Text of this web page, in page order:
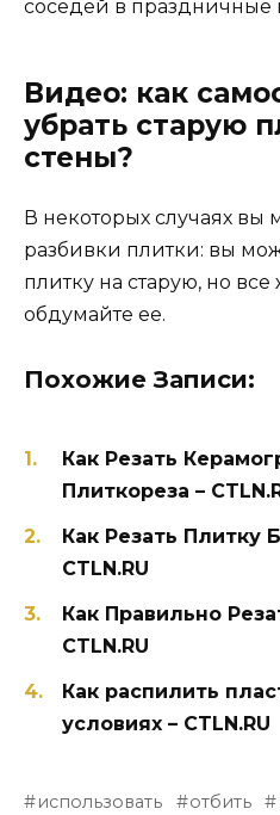
соседей в
Видео: как
убрать старую
стены?
В некоторых случаях вы
разбивки плитки: вы
плитку на старую, но
обдумайте ее.
Похожие Записи:
Как Резать
Плиткореза –
Как Резать Плитку
CTLN.RU
Как Правильно
CTLN.RU
Как распилить
условиях – CTLN.RU
использовать отбить